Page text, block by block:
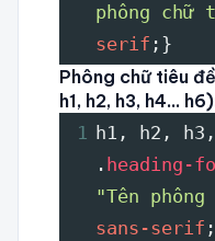
phông chữ
serif ;}
Phông chữ tiêu
h1, h2, h3, h4…
1 h1, h2,
. heading-
"Tên
sans-serif